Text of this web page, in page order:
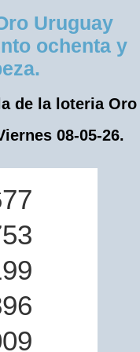
Uruguay
ochenta y
de la loteria Oro
08-05-26.